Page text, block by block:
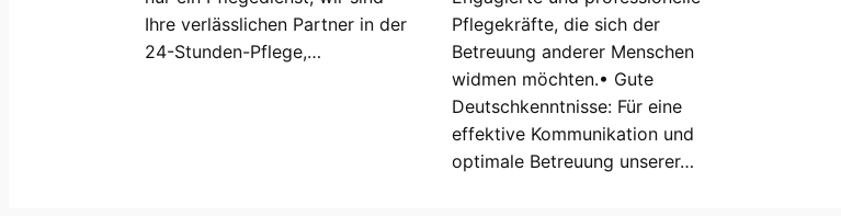
Ihre verlässlichen Partner in der
24-Stunden-Pflege,…
Pflegekräfte, die sich der
Betreuung anderer Menschen
widmen möchten.• Gute
Deutschkenntnisse: Für eine
effektive Kommunikation und
optimale Betreuung unserer…